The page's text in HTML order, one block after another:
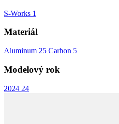
S-Works 1
Materiál
Aluminum 25 Carbon 5
Modelový rok
2024 24